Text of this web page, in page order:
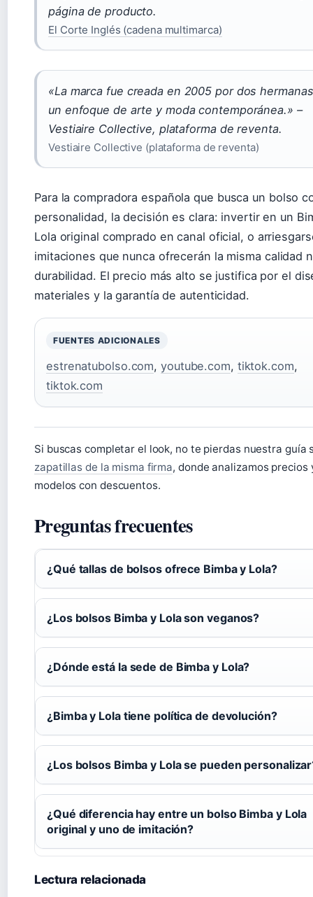
página de producto.
El Corte Inglés (cadena multimarca)
«La marca fue creada en 2005 por dos
un enfoque de arte y moda contemporánea.» –
Vestiaire Collective, plataforma de reventa.
Vestiaire Collective (plataforma de reventa)
Para la compradora española que busca un bolso
personalidad, la decisión es clara: invertir en un
Lola original comprado en canal oficial, o
imitaciones que nunca ofrecerán la misma calidad
durabilidad. El precio más alto se justifica por el
materiales y la garantía de autenticidad.
FUENTES ADICIONALES
estrenatubolso.com,youtube.com, tiktok.com,
tiktok.com
Si buscas completar el look, no te pierdas nuestra guía
zapatillas de la misma firma, donde analizamos precios
modelos con descuentos.
Preguntas frecuentes
¿Qué tallas de bolsos ofrece Bimba y Lola?
¿Los bolsos Bimba y Lola son veganos?
¿Dónde está la sede de Bimba y Lola?
¿Bimba y Lola tiene política de devolución?
¿Los bolsos Bimba y Lola se pueden
¿Qué diferencia hay entre un bolso Bimba y Lola
original y uno de imitación?
Lectura relacionada